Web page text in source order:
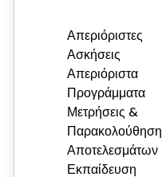
Απεριόριστες
Ασκήσεις
Απεριόριστα
Προγράμματα
Μετρήσεις &
Παρακολούθηση
Αποτελεσμάτων
Εκπαίδευση